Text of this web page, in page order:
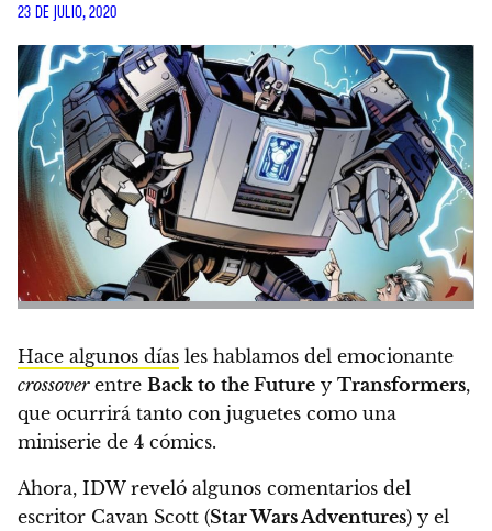
23 DE JULIO, 2020
Hace algunos días les hablamos del emocionante
crossoverentre Back to the Future y Transformers,
que ocurrirá tanto con juguetes como una
miniserie de 4 cómics.
Ahora, IDW reveló algunos comentarios del
escritor Cavan Scott (Star Wars Adventures) y el